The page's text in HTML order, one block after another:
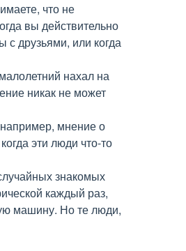
что не
вы действительно
с друзьями, или когда
нахал на
никак не может
мнение о
эти люди что-то
знакомых
каждый раз,
машину. Но те люди,